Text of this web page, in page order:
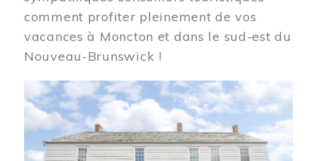
comment profiter pleinement de vos
vacances à Moncton et dans le sud-est du
Nouveau-Brunswick !
Image